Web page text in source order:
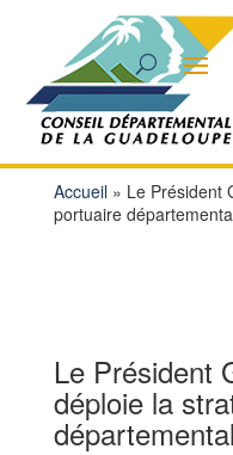
Accueil» Le Président
portuaire
Le Président
déploie la